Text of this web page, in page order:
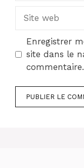
web
Enregistrer
site dans le
commentaire.